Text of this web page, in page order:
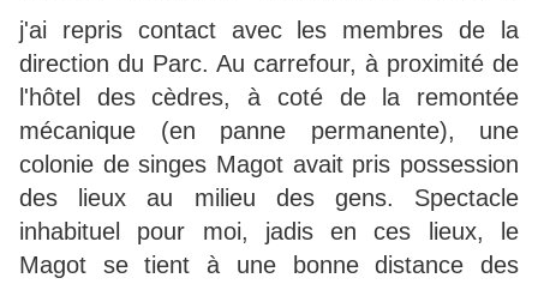
j'ai repris contact avec les membres de la
direction du Parc. Au carrefour, à proximité de
l'hôtel des cèdres, à coté de la remontée
mécanique (en panne permanente), une
colonie de singes Magot avait pris possession
des lieux au milieu des gens. Spectacle
inhabituel pour moi, jadis en ces lieux, le
Magot se tient à une bonne distance des